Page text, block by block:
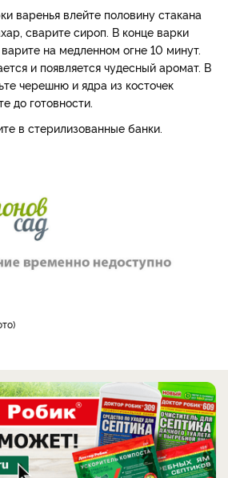
варенья влейте половину стакана
сварите сироп. В конце варки
на медленном огне 10 минут.
и появляется чудесный аромат. В
черешню и ядра из косточек
до готовности.
в стерилизованные банки.